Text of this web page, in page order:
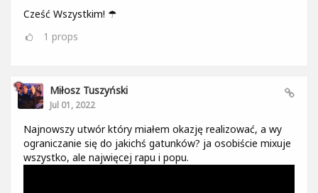
Cześć Wszystkim! ☂
1 props
Miłosz Tuszyński
Jul 01, 2022
Najnowszy utwór który miałem okazję realizować, a wy
ograniczanie się do jakichś gatunków? ja osobiście mixuje
wszystko, ale najwięcej rapu i popu.